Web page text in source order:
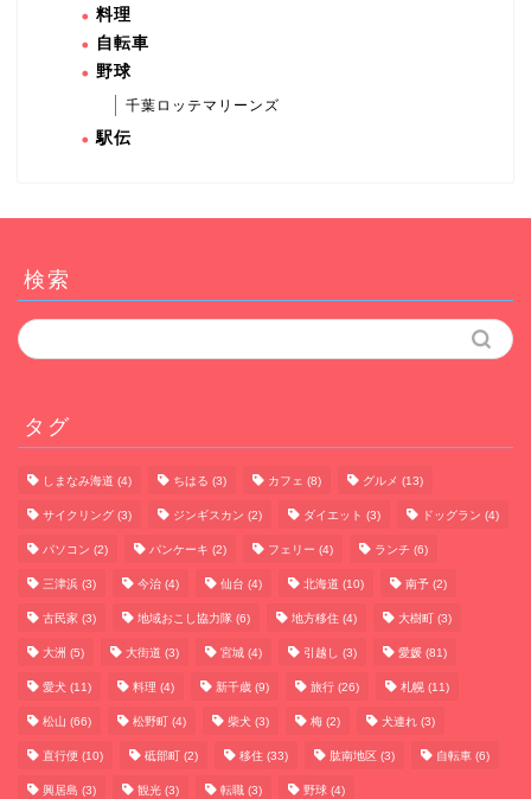
料理
自転車
野球
千葉ロッテマリーンズ
駅伝
検索
タグ
しまなみ海道 (4) ちはる (3) カフェ (8) グルメ (13)
サイクリング (3) ジンギスカン (2) ダイエット (3) ドッグラン (4)
パソコン (2) パンケーキ (2) フェリー (4) ランチ (6)
三津浜 (3) 今治 (4) 仙台 (4) 北海道 (10) 南予 (2)
古民家 (3) 地域おこし協力隊 (6) 地方移住 (4) 大樹町 (3)
大洲 (5) 大街道 (3) 宮城 (4) 引越し (3) 愛媛 (81)
愛犬 (11) 料理 (4) 新千歳 (9) 旅行 (26) 札幌 (11)
松山 (66) 松野町 (4) 柴犬 (3) 梅 (2) 犬連れ (3)
直行便 (10) 砥部町 (2) 移住 (33) 肱南地区 (3) 自転車 (6)
興居島 (3) 観光 (3) 転職 (3) 野球 (4)